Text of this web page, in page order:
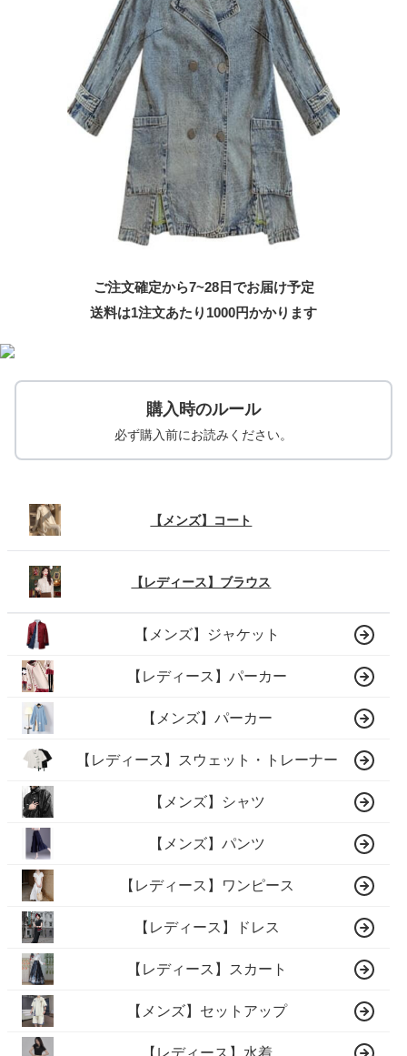
ご注文確定から7~28日でお届け予定
送料は1注文あたり 1000円かかります
購入時のルール
必ず購入前にお読みください。
【メンズ】コート
【レディース】ブラウス
【メンズ】ジャケット
【レディース】パーカー
【メンズ】パーカー
【レディース】スウェット・トレーナー
【メンズ】シャツ
【メンズ】パンツ
【レディース】ワンピース
【レディース】ドレス
【レディース】スカート
【メンズ】セットアップ
【レディース】水着